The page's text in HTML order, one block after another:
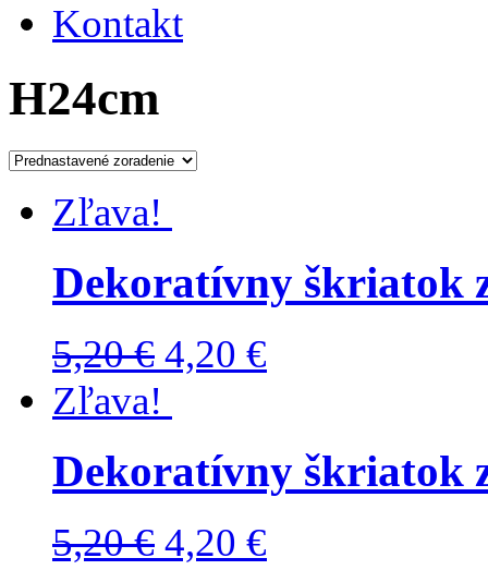
Kontakt
H24cm
Zľava!
Dekoratívny škriatok
5,20€ 4,20 €
Zľava!
Dekoratívny škriatok
5,20€ 4,20 €